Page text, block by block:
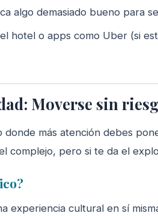
algo demasiado bueno para
hotel o apps como Uber (si
Moverse sin
más atención debes
complejo, pero si te da el
experiencia cultural en sí